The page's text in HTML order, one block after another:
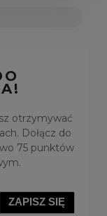
otrzymywać
Dołącz do
75 punktów
ZAPISZ SIĘ